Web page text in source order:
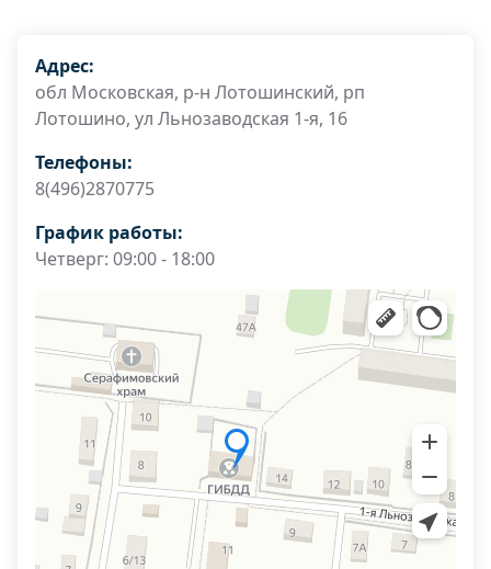
Адрес:
обл Московская, р-н Лотошинский, рп
Лотошино, ул Льнозаводская 1-я, 16
Телефоны:
8(496)2870775
График работы:
Четверг: 09:00 - 18:00